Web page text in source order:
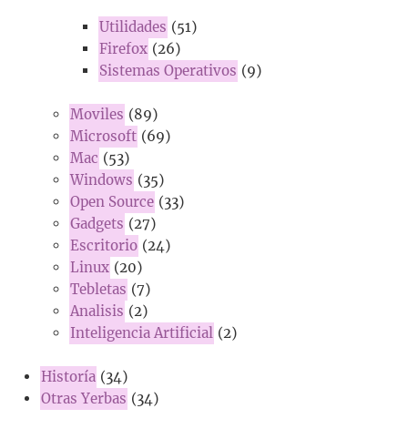
Utilidades (51)
Firefox (26)
Sistemas Operativos (9)
Moviles (89)
Microsoft (69)
Mac (53)
Windows (35)
Open Source (33)
Gadgets (27)
Escritorio (24)
Linux (20)
Tebletas (7)
Analisis (2)
Inteligencia Artificial (2)
Historía (34)
Otras Yerbas (34)